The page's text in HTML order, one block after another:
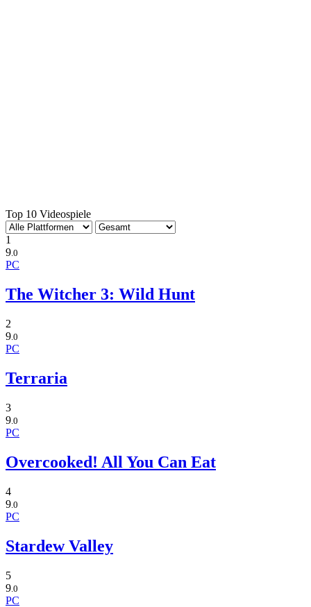
Top 10 Videospiele
1
9.0
PC
The Witcher 3: Wild Hunt
2
9.0
PC
Terraria
3
9 .0
PC
Overcooked! All You Can Eat
4
9 .0
PC
Stardew Valley
5
9 .0
PC